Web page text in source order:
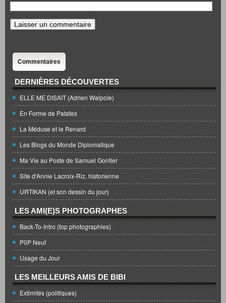
Commentaires
DERNIÈRES DÉCOUVERTES
ELLE ME DISAIT (Adrien Walpole)
En Forme de Patates
La Méduse et le Renard
Les Blogs du Monde Diplomatique
Ma Vie au Poste de Samuel Gontier
Site d'Annie Lacroix-Riz, historienne
URTIKAN (et son dessin du jour)
LES AMI(E)S PHOTOGRAPHES
Back-To-Intro (top photographies)
P0P Neuf
Usage du Jour
LES MEILLEURS AMIS DE BIBI
Extimités (politiques)